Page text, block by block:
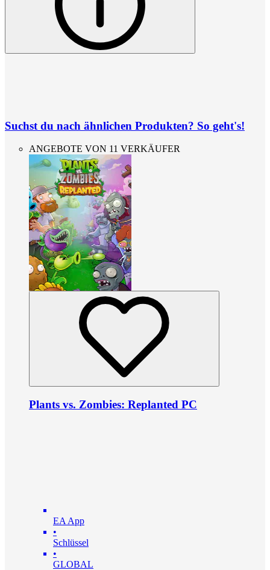
Suchst du nach ähnlichen Produkten? So geht's!
ANGEBOTE VON 11 VERKÄUFER
Plants vs. Zombies: Replanted PC
EA App
•
Schlüssel
•
GLOBAL